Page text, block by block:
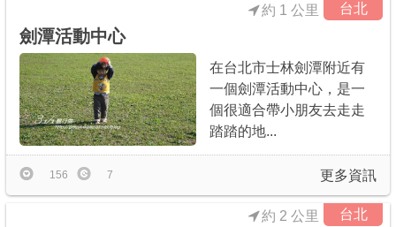
台北
劍潭活動中心
約 1 公里
在台北市士林劍潭附近有
一個劍潭活動中心，是一
個很適合帶小朋友去走走
踏踏的地...
更多資訊
156 7
台北
約 2 公里